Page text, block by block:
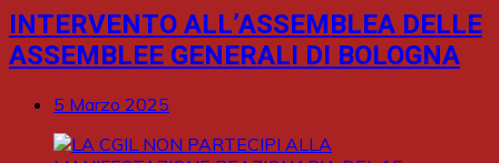
INTERVENTO ALL’ASSEMBLEA DELLE
ASSEMBLEE GENERALI DI BOLOGNA
5 Marzo 2025